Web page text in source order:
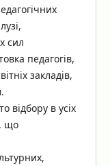
сил
педагогів,
закладів,
відбору в усіх
що